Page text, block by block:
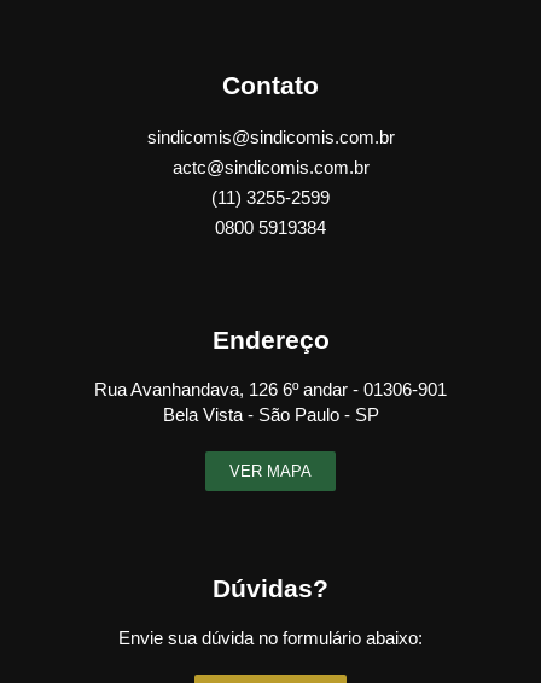
Contato
sindicomis@sindicomis.com.br
actc@sindicomis.com.br
(11) 3255-2599
0800 5919384
Endereço
Rua Avanhandava, 126 6º andar - 01306-901
Bela Vista - São Paulo - SP
VER MAPA
Dúvidas?
Envie sua dúvida no formulário abaixo: